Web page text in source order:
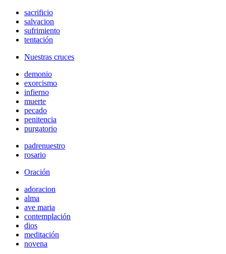
sacrificio
salvacion
sufrimiento
tentación
Nuestras cruces
demonio
exorcismo
infierno
muerte
pecado
penitencia
purgatorio
padrenuestro
rosario
Oración
adoracion
alma
ave maria
contemplación
dios
meditación
novena